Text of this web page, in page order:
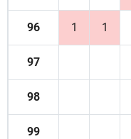
96 1 1
97
98
99